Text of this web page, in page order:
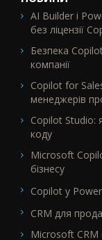
AI Builder і
без ліцензії
Безпека
компанії
Copilot for
менеджерів
Copilot Studio:
коду
Microsoft
бізнесу
Copilot у
CRM для
Microsoft